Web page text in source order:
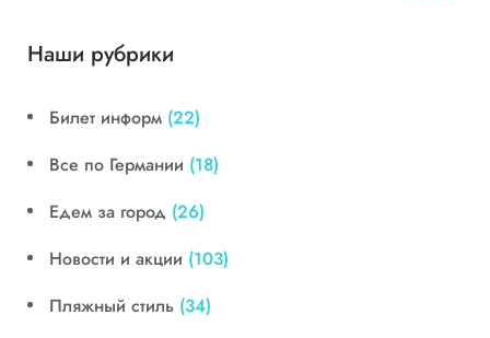
Наши рубрики
Билет информ (22)
Все по Германии (18)
Едем за город (26)
Новости и акции (103)
Пляжный стиль (34)